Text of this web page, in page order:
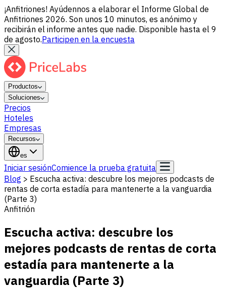
¡Anfitriones! Ayúdennos a elaborar el Informe Global de
Anfitriones 2026. Son unos 10 minutos, es anónimo y
recibirán el informe antes que nadie. Disponible hasta el 9
de agosto.Participen en la encuesta
Productos
Soluciones
Precios
Hoteles
Empresas
Recursos
es
Iniciar sesiónComience la prueba gratuita
Blog > Escucha activa: descubre los mejores podcasts de
rentas de corta estadía para mantenerte a la vanguardia
(Parte 3)
Anfitrión
Escucha activa: descubre los
mejores podcasts de rentas de corta
estadía para mantenerte a la
vanguardia (Parte 3)